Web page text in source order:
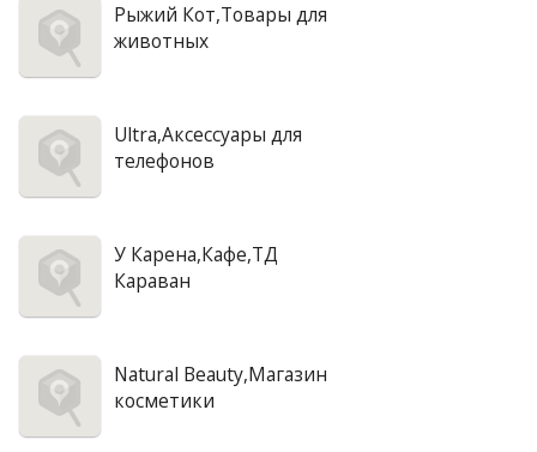
Рыжий Кот,Товары для
животных
Ultra,Аксессуары для
телефонов
У Карена,Кафе,ТД
Караван
Natural Beauty,Магазин
косметики